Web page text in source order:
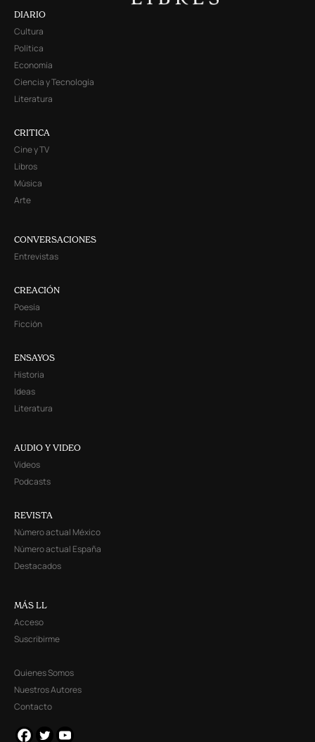
DIARIO
Cultura
Política
Economía
Ciencia y Tecnología
Literatura
CRITICA
Cine y TV
Libros
Música
Arte
CONVERSACIONES
Entrevistas
CREACIÓN
Poesía
Ficción
ENSAYOS
Historia
Ideas
Literatura
AUDIO Y VIDEO
Videos
Podcasts
REVISTA
Número actual México
Número actual España
Destacados
MÁS LL
Acceso
Suscribirme
Quienes Somos
Nuestros Autores
Contacto